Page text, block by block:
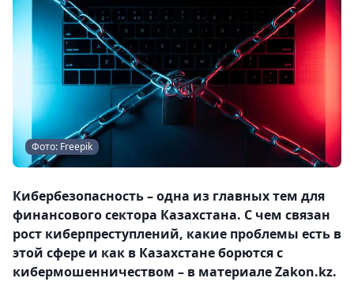
Фото: Freepik
Кибербезопасность – одна из главных тем для
финансового сектора Казахстана. С чем связан
рост киберпреступлений, какие проблемы есть в
этой сфере и как в Казахстане борются с
кибермошенничеством – в материале Zakon.kz.